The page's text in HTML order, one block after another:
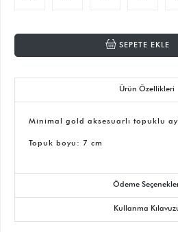
SEPETE EKLE
Ürün Özellikleri
Minimal gold aksesuarlı topuklu
Topuk boyu: 7 cm
Ödeme
Kullanma